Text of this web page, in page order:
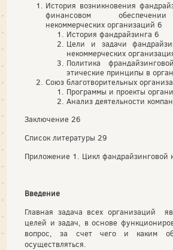
История возникновения
финансовом
некоммерческих организаций 6
История фандрайзинга 6
Цели и задачи
некоммерческих
Политика
этические принципы в
Союз благотворительных
Программы и проекты
Анализ деятельности
Заключение 26
Список литературы 29
Приложение 1. Цикл фандрайзинговой
Введение
Главная задача всех организаций
целей и задач, в основе
вопрос, за счет чего и каким
осуществляться.